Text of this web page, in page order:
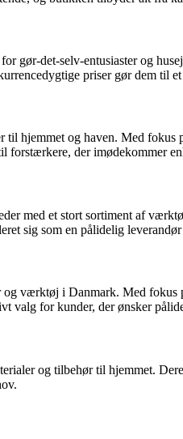
gør-det-selv-entusiaster og
priser gør dem til
til hjemmet og haven. Med
forstærkere, der imødekommer
med et stort sortiment af
sig som en pålidelig
og værktøj i Danmark. Med
valg for kunder, der ønsker
og tilbehør til hjemmet.